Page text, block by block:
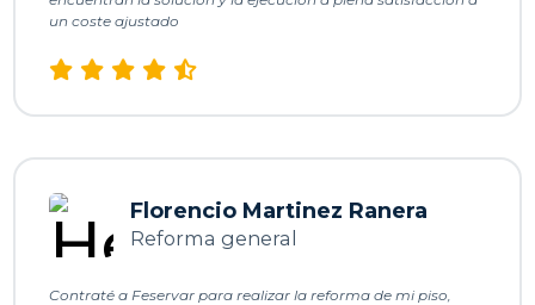
un coste ajustado
Florencio Martinez Ranera
Reforma general
Contraté a Feservar para realizar la reforma de mi piso,